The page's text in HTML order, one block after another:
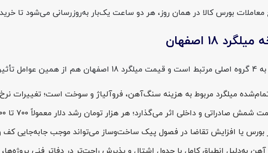
معاملات بورس کالا در همان روز، هر دو ساعت یک‌بار به‌روزرسانی می‌شود تا
18 اصفهان
تأثیر می‌گیرد:
اثر می‌گذارد؛ هر هزار تومان رشد دلار معمولاً ۷۰۰ تا ۸۰۰ تومان به قیمت میلگرد 18 اصفهان برای هر کیلو می‌افزاید.
یا افزایش تقاضا در فصول پیک ساخت‌وساز می‌تواند موجب جابه‌جایی کف